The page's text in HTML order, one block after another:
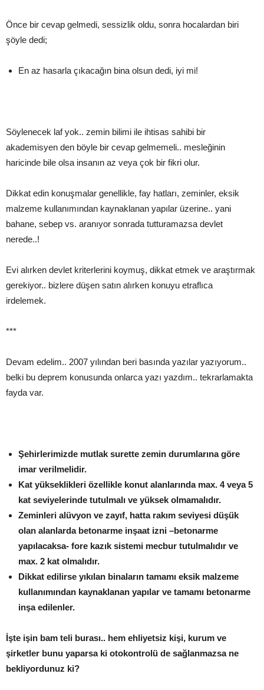
Önce bir cevap gelmedi, sessizlik oldu, sonra hocalardan biri
şöyle dedi;
En az hasarla çıkacağın bina olsun dedi, iyi mi!
Söylenecek laf yok.. zemin bilimi ile ihtisas sahibi bir
akademisyen den böyle bir cevap gelmemeli.. mesleğinin
haricinde bile olsa insanın az veya çok bir fikri olur.
Dikkat edin konuşmalar genellikle, fay hatları, zeminler, eksik
malzeme kullanımından kaynaklanan yapılar üzerine.. yani
bahane, sebep vs. aranıyor sonrada tutturamazsa devlet
nerede..!
Evi alırken devlet kriterlerini koymuş, dikkat etmek ve araştırmak
gerekiyor.. bizlere düşen satın alırken konuyu etraflıca
irdelemek.
***
Devam edelim.. 2007 yılından beri basında yazılar yazıyorum..
belki bu deprem konusunda onlarca yazı yazdım.. tekrarlamakta
fayda var.
Şehirlerimizde mutlak surette zemin durumlarına göre
imar verilmelidir.
Kat yükseklikleri özellikle konut alanlarında max. 4 veya 5
kat seviyelerinde tutulmalı ve yüksek olmamalıdır.
Zeminleri alüvyon ve zayıf, hatta rakım seviyesi düşük
olan alanlarda betonarme inşaat izni –betonarme
yapılacaksa- fore kazık sistemi mecbur tutulmalıdır ve
max. 2 kat olmalıdır.
Dikkat edilirse yıkılan binaların tamamı eksik malzeme
kullanımından kaynaklanan yapılar ve tamamı betonarme
inşa edilenler.
İşte işin bam teli burası.. hem ehliyetsiz kişi, kurum ve
şirketler bunu yaparsa ki otokontrolü de sağlanmazsa ne
bekliyordunuz ki?